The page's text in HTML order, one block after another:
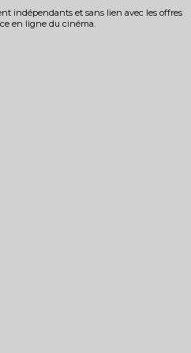
indépendants et sans lien avec les offres
en ligne du cinéma.